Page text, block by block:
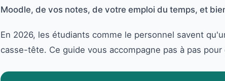
Moodle, de vos notes, de votre emploi du temps, et
En 2026, les étudiants comme le personnel savent
casse-tête. Ce guide vous accompagne pas à pas